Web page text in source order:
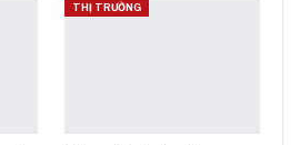
THỊ TRƯỜNG